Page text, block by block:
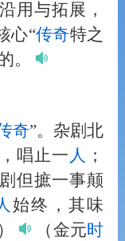
用与拓展，
心“传奇特之
。
奇”。杂剧北
唱止一 人
；
但摭一事颠
始终，其味
（金元时